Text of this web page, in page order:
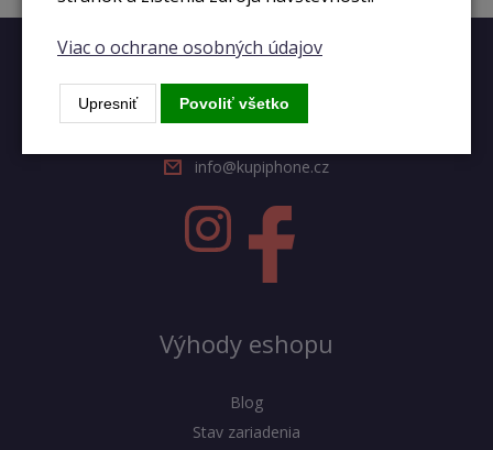
Rýchly kontakt
info@kupiphone.cz
Výhody eshopu
Blog
Stav zariadenia
Viac o ochrane osobných údajov
Upresniť Povoliť všetko